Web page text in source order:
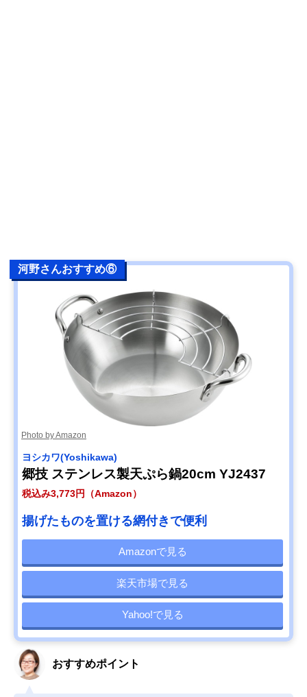
河野さんおすすめ⑥
Photo by Amazon
ヨシカワ(Yoshikawa)
郷技 ステンレス製天ぷら鍋20cm YJ2437
税込み3,773円（Amazon）
揚げたものを置ける網付きで便利
Amazonで見る
楽天市場で見る
Yahoo!で見る
おすすめポイント